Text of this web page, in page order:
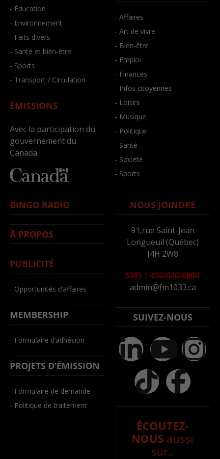
- Éducation
- Environnement
- Faits divers
- Santé et bien-être
- Sports
- Transport / Circulation
ÉMISSIONS
Avec la participation du
gouvernement du
Canada
- Affaires
- Art de vivre
- Bien-être
- Emploi
- Finances
- Infos citoyennes
- Loisirs
- Musique
- Politique
- Santé
- Société
- Sports
BINGO RADIO
À PROPOS
PUBLICITÉ
- Opportunités d’affaires
MEMBERSHIP
- Formulaire d’adhésion
PROJETS D’ÉMISSION
- Formulaire de demande
- Politique de traitement
NOUS JOINDRE
91,rue Saint-Jean
Longueuil (Québec)
J4H 2W8
SMS | 450-646-6800
admin@fm1033.ca
SUIVEZ-NOUS
ÉCOUTEZ-
NOUS aussi
sur..